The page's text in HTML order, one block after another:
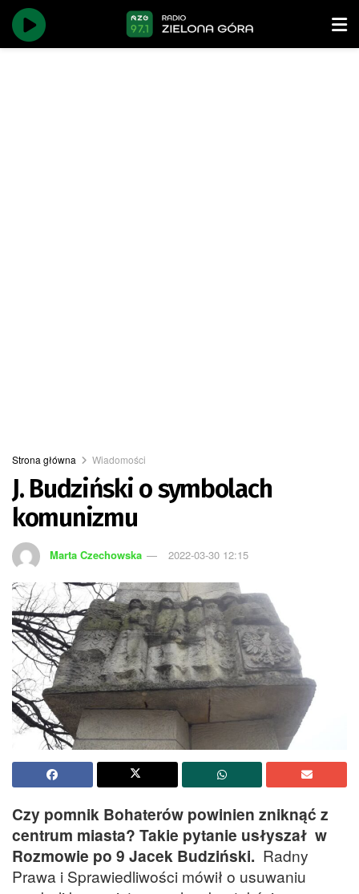
Strona główna Wiadomości
J. Budziński o symbolach
komunizmu
Marta Czechowska 2022-03-30 12:15
Czy pomnik Bohaterów powinien zniknąć z
centrum miasta? Takie pytanie usłyszał w
Rozmowie po 9 Jacek Budziński. Radny
Prawa i Sprawiedliwości mówił o usuwaniu